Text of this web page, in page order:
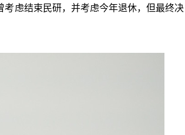
虑结束民研，并考虑今年退休，但最终决